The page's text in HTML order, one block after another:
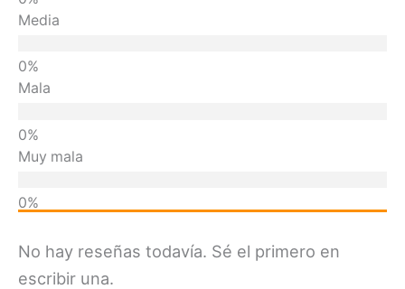
Media
Mala
Muy mala
No hay reseñas todavía. Sé el primero en
escribir una.